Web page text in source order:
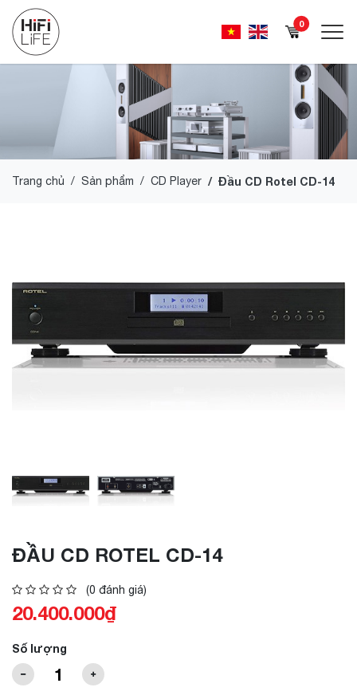
0
Trang chủ Sản phẩm CD Player Đầu CD Rotel CD-14
ĐẦU CD ROTEL CD-14
(0 đánh giá)
20.400.000₫
Số lượng